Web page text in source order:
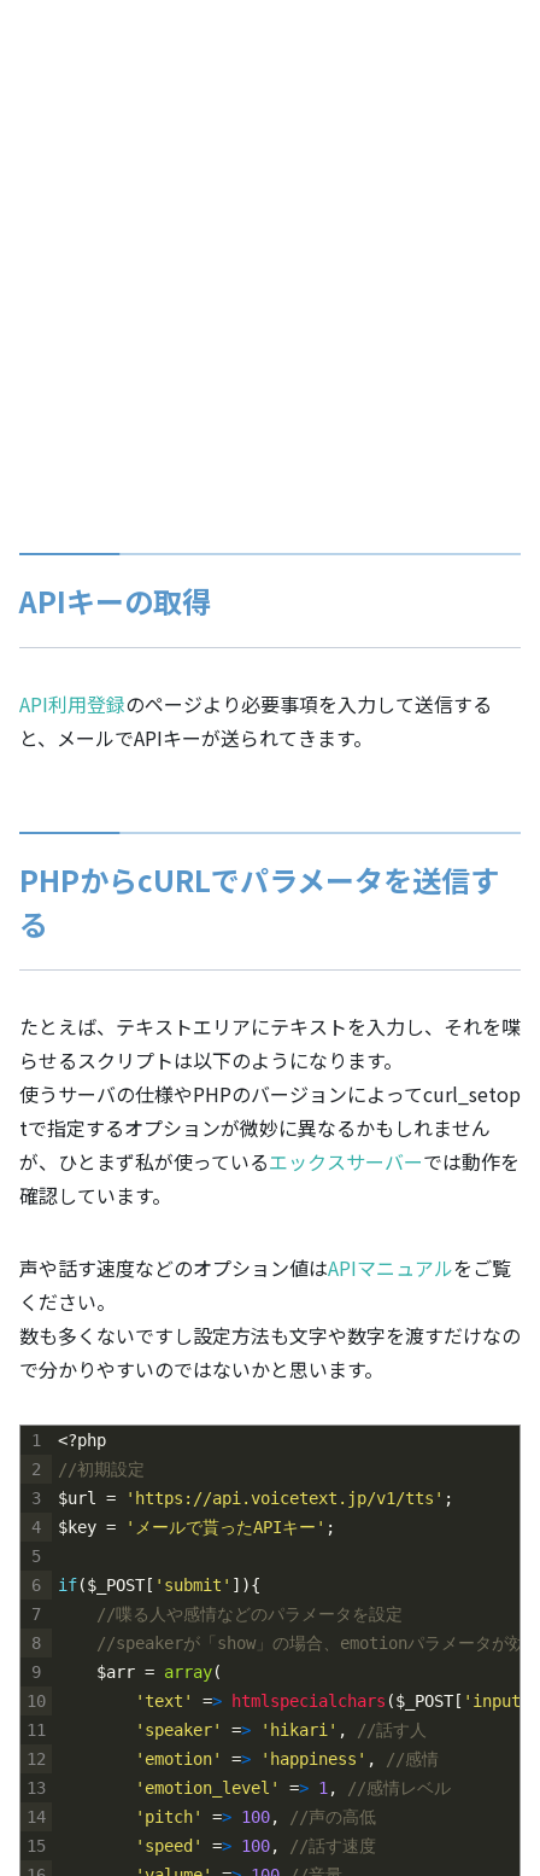
APIキーの取得
API利用登録のページより必要事項を入力して送信する
と、メールでAPIキーが送られてきます。
PHPからcURLでパラメータを送信す
る
たとえば、テキストエリアにテキストを入力し、それを喋
らせるスクリプトは以下のようになります。
使うサーバの仕様やPHPのバージョンによってcurl_setop
tで指定するオプションが微妙に異なるかもしれません
が、ひとまず私が使っているエックスサーバーでは動作を
確認しています。
声や話す速度などのオプション値はAPIマニュアルをご覧
ください。
数も多くないですし設定方法も文字や数字を渡すだけなの
で分かりやすいのではないかと思います。
1
2
3
4
5
6
7
8
9
10
11
12
13
14
15
<?php
//初期設定
$url
= 'https://api.voicetext.jp/v1/tts' ;
$key = 'メールで貰ったAPIキー' ;
if($_POST [ 'submit' ] ){
//喋る人や感情などのパラメータを設定
//speakerが「show」の場合、emotionパラメータが効
$arr = array(
'text'
=> htmlspecialchars ($_POST [
'speaker'
=> 'hikari' ,
//話す人
'emotion'
=> 'happiness' ,
//感情
'emotion_level'
=> 1 ,
//感情レベル
'pitch'
=> 100,
//声の高低
'speed'
=> 100,
//話す速度